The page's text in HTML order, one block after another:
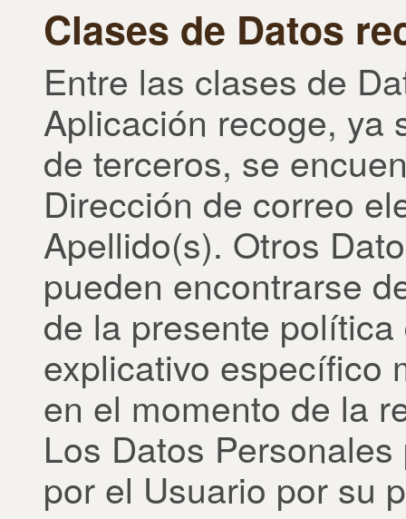
Clases de Datos
Entre las clases de
Aplicación recoge, ya
de terceros, se
Dirección de correo
Apellido(s). Otros
pueden encontrarse
de la presente
explicativo específico
en el momento de la
Los Datos
por el Usuario por su